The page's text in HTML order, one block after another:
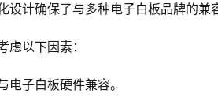
设计确保了与多种电子白板品牌的兼
虑以下因素：
电子白板硬件兼容。